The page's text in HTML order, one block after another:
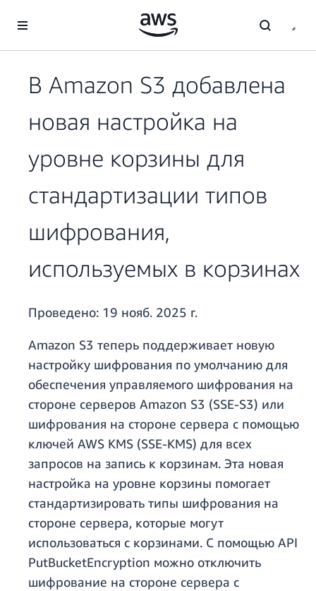
Перейти к главному контенту
В Amazon S3 добавлена
новая настройка на
уровне корзины для
стандартизации типов
шифрования,
используемых в корзинах
Проведено: 19 нояб. 2025 г.
Amazon S3 теперь поддерживает новую
настройку шифрования по умолчанию для
обеспечения управляемого шифрования на
стороне серверов Amazon S3 (SSE-S3) или
шифрования на стороне сервера с помощью
ключей AWS KMS (SSE-KMS) для всех
запросов на запись к корзинам. Эта новая
настройка на уровне корзины помогает
стандартизировать типы шифрования на
стороне сервера, которые могут
использоваться с корзинами. С помощью API
PutBucketEncryption можно отключить
шифрование на стороне сервера с